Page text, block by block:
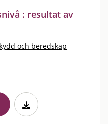
: resultat av
och beredskap